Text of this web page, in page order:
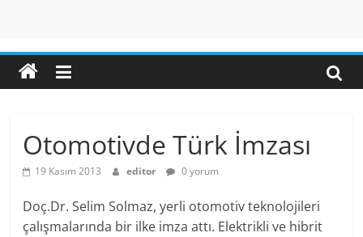
Otomotivde Türk İmzası
19 Kasım 2013 editor 0 yorum
Doç.Dr. Selim Solmaz, yerli otomotiv teknolojileri
çalışmalarında bir ilke imza attı. Elektrikli ve hibrit